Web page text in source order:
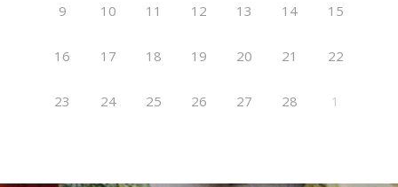
9 10 11 12 13 14 15
16 17 18 19 20 21 22
23 24 25 26 27 28 1